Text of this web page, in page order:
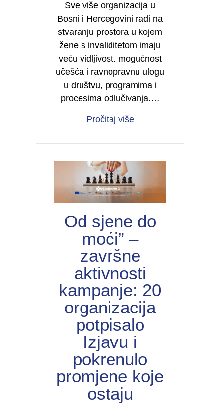
Sve više organizacija u
Bosni i Hercegovini radi na
stvaranju prostora u kojem
žene s invaliditetom imaju
veću vidljivost, mogućnost
učešća i ravnopravnu ulogu
u društvu, programima i
procesima odlučivanja.…
Pročitaj višeabout Želite da i
Od sjene do
moći” –
završne
aktivnosti
kampanje: 20
organizacija
potpisalo
Izjavu i
pokrenulo
promjene koje
ostaju